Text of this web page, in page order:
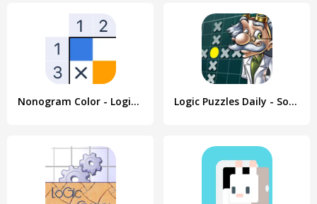
Nonogram Color - Logic Puzzle Logic Puzzles Daily - Solve Lo